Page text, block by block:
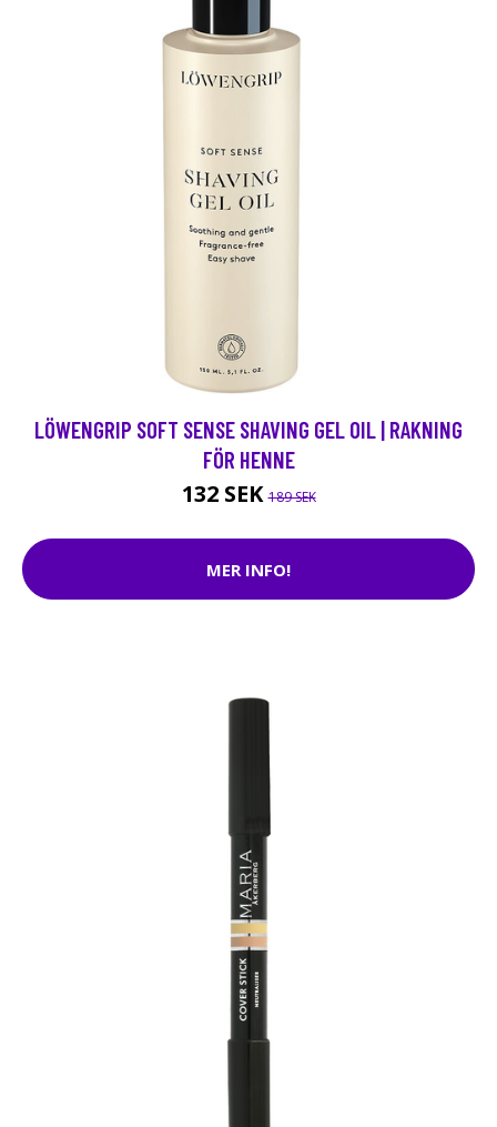
LÖWENGRIP SOFT SENSE SHAVING GEL OIL | RAKNING
FÖR HENNE
132 SEK189 SEK
MER INFO!